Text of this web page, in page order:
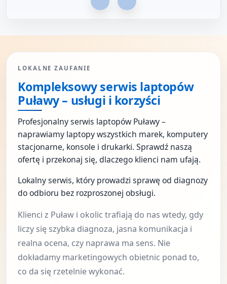
PoprzednieNastępne
LOKALNE ZAUFANIE
Kompleksowy serwis laptopów
Puławy – usługi i korzyści
Profesjonalny serwis laptopów Puławy –
naprawiamy laptopy wszystkich marek, komputery
stacjonarne, konsole i drukarki. Sprawdź naszą
ofertę i przekonaj się, dlaczego klienci nam ufają.
Lokalny serwis, który prowadzi sprawę od diagnozy
do odbioru bez rozproszonej obsługi.
Klienci z Puław i okolic trafiają do nas wtedy, gdy
liczy się szybka diagnoza, jasna komunikacja i
realna ocena, czy naprawa ma sens. Nie
dokładamy marketingowych obietnic ponad to,
co da się rzetelnie wykonać.